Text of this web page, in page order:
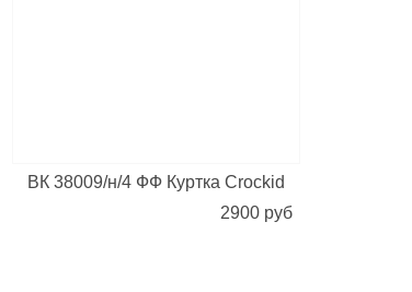
ВК 38009/н/4 ФФ Куртка Crockid
2900 руб